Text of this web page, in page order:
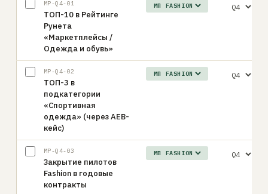
MP-Q4-01
ТОП-10 в Рейтинге
Рунета
«Маркетплейсы /
Одежда и обувь»
MP-Q4-02
ТОП-3 в
подкатегории
«Спортивная
одежда» (через АЕВ-
кейс)
MP-Q4-03
Закрытие пилотов
Fashion в годовые
контракты